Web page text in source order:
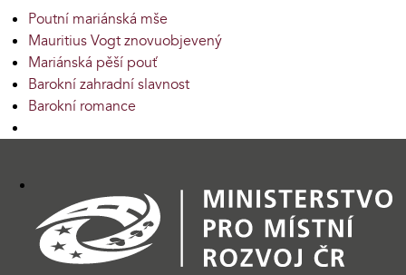
Poutní mariánská mše
Mauritius Vogt znovuobjevený
Mariánská pěší pouť
Barokní zahradní slavnost
Barokní romance